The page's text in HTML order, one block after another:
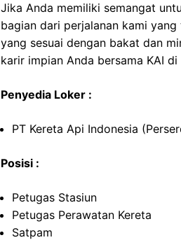
Jika Anda memiliki semangat
bagian dari perjalanan kami
yang sesuai dengan bakat dan
karir impian Anda bersama KAI di
Penyedia Loker :
PT Kereta Api Indonesia
Posisi :
Petugas Stasiun
Petugas Perawatan Kereta
Satpam